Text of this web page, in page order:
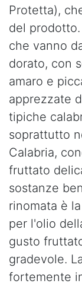
Protetta),
del
che vanno
dorato, con
amaro e
apprezzate
tipiche
soprattutto
Calabria,
fruttato
sostanze
rinomata è
per l'olio
gusto
gradevole.
fortemente